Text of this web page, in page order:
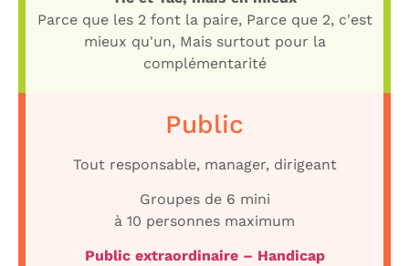
Parce que les 2 font la paire, Parce que 2, c'est
mieux qu'un, Mais surtout pour la
complémentarité
Public
Tout responsable, manager, dirigeant
Groupes de 6 mini
à 10 personnes maximum
Public extraordinaire – Handicap